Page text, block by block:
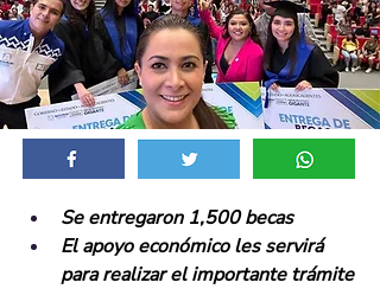
Se entregaron 1,500 becas
El apoyo económico les servirá
para realizar el importante trámite